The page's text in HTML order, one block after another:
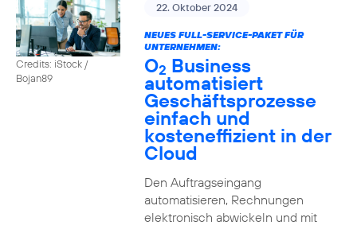
Credits: iStock /
Bojan89
22. Oktober 2024
NEUES FULL-SERVICE-PAKET FÜR
UNTERNEHMEN:
O2 Business
automatisiert
Geschäftsprozesse
einfach und
kosteneffizient in der
Cloud
Den Auftragseingang
automatisieren, Rechnungen
elektronisch abwickeln und mit